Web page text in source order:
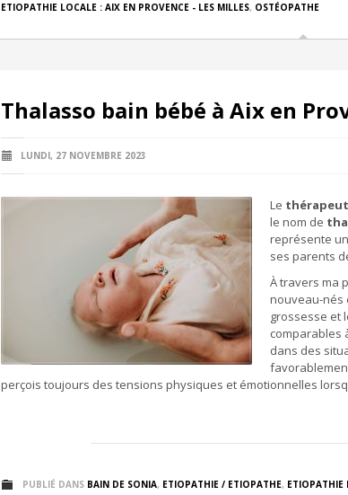
ETIOPATHIE LOCALE : AIX EN PROVENCE - LES MILLES, OSTÉOPATHE
Thalasso bain bébé à Aix en
LUNDI, 27 NOVEMBRE 2023
Le
le nom de
représente
ses parents
À travers ma
nouveau-nés
grossesse et
comparables
dans des
perçois toujours des tensions physiques et émotionnelles
PUBLIÉ DANS BAIN DE SONIA, ETIOPATHIE / ETIOPATHE, ETIOPATHIE